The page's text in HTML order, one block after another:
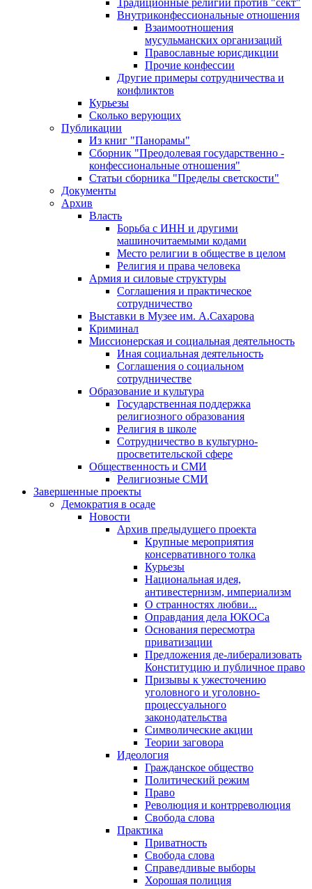
Традиционные религии против "сект"
Внутриконфессиональные отношения
Взаимоотношения
мусульманских организаций
Православные юрисдикции
Прочие конфессии
Другие примеры сотрудничества и
конфликтов
Курьезы
Сколько верующих
Публикации
Из книг "Панорамы"
Сборник "Преодолевая государственно -
конфессиональные отношения"
Статьи сборника "Пределы светскости"
Документы
Архив
Власть
Борьба с ИНН и другими
машиночитаемыми кодами
Место религии в обществе в целом
Религия и права человека
Армия и силовые структуры
Соглашения и практическое
сотрудничество
Выставки в Музее им. А.Сахарова
Криминал
Миссионерская и социальная деятельность
Иная социальная деятельность
Соглашения о социальном
сотрудничестве
Образование и культура
Государственная поддержка
религиозного образования
Религия в школе
Сотрудничество в культурно-
просветительской сфере
Общественность и СМИ
Религиозные СМИ
Завершенные проекты
Демократия в осаде
Новости
Архив предыдущего проекта
Крупные мероприятия
консервативного толка
Курьезы
Национальная идея,
антивестернизм, империализм
О странностях любви...
Оправдания дела ЮКОСа
Основания пересмотра
приватизации
Предложения де-либерализовать
Конституцию и публичное право
Призывы к ужесточению
уголовного и уголовно-
процессуального
законодательства
Символические акции
Теории заговора
Идеология
Гражданское общество
Политический режим
Право
Революция и контрреволюция
Свобода слова
Практика
Приватность
Свобода слова
Справедливые выборы
Хорошая полиция